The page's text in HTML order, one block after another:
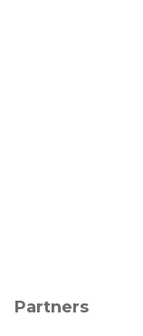
Partners